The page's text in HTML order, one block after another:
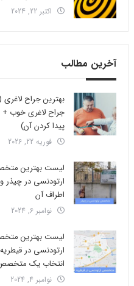
اکتبر 22, 2024
آخرین مطالب
جراح لاغری خوب
پیدا کردن آن)
فوریه 22, 2026
لیست بهترین
ارتودنسی در چیذر
اطراف آن
نوامبر 6, 2024
لیست بهترین
ارتودنسی در
انتخاب یک
نوامبر 4, 2024